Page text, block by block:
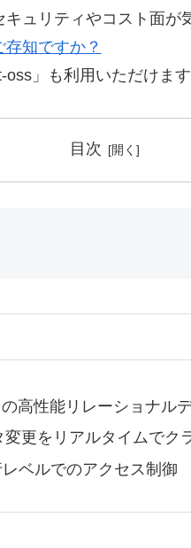
ュリティやコスト面が
知ですか？
」も利用いただけます
目次
高性能リレーショナル
変更をリアルタイムでク
レベルでのアクセス制御